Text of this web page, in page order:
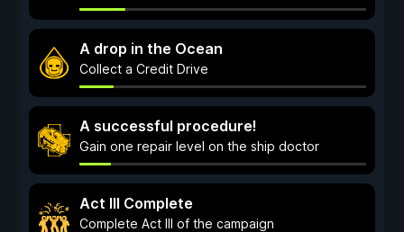
A drop in the Ocean
Collect a Credit Drive
A successful procedure!
Gain one repair level on the ship doctor
Act III Complete
Complete Act III of the campaign